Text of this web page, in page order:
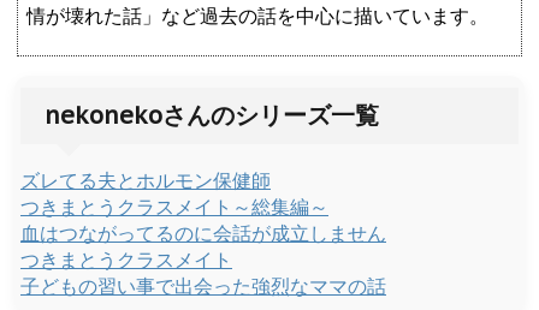
情が壊れた話」など過去の話を中心に描いています。
nekonekoさんのシリーズ一覧
ズレてる夫とホルモン保健師
つきまとうクラスメイト～総集編～
血はつながってるのに会話が成立しません
つきまとうクラスメイト
子どもの習い事で出会った強烈なママの話